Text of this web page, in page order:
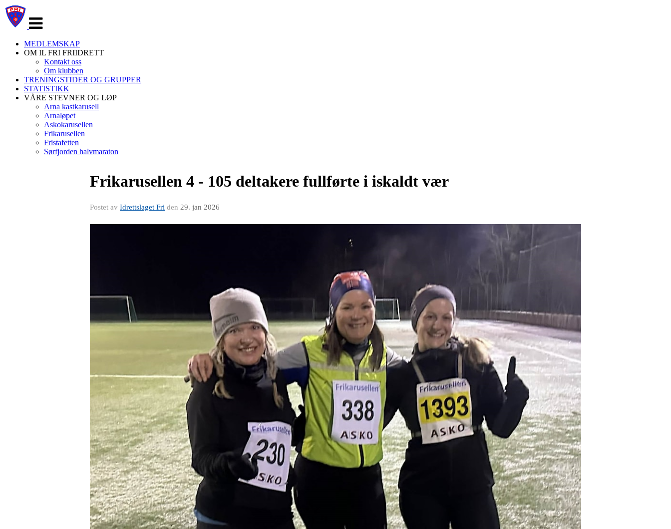
navigasjon
MEDLEMSKAP
OM IL FRI FRIIDRETT
Kontakt oss
Om klubben
TRENINGSTIDER OG GRUPPER
STATISTIKK
VÅRE STEVNER OG LØP
Arna kastkarusell
Arnaløpet
Askokarusellen
Frikarusellen
Fristafetten
Sørfjorden halvmaraton
Frikarusellen 4 - 105 deltakere fullførte i iskaldt vær
Postet av Idrettslaget Fri den 29. jan 2026